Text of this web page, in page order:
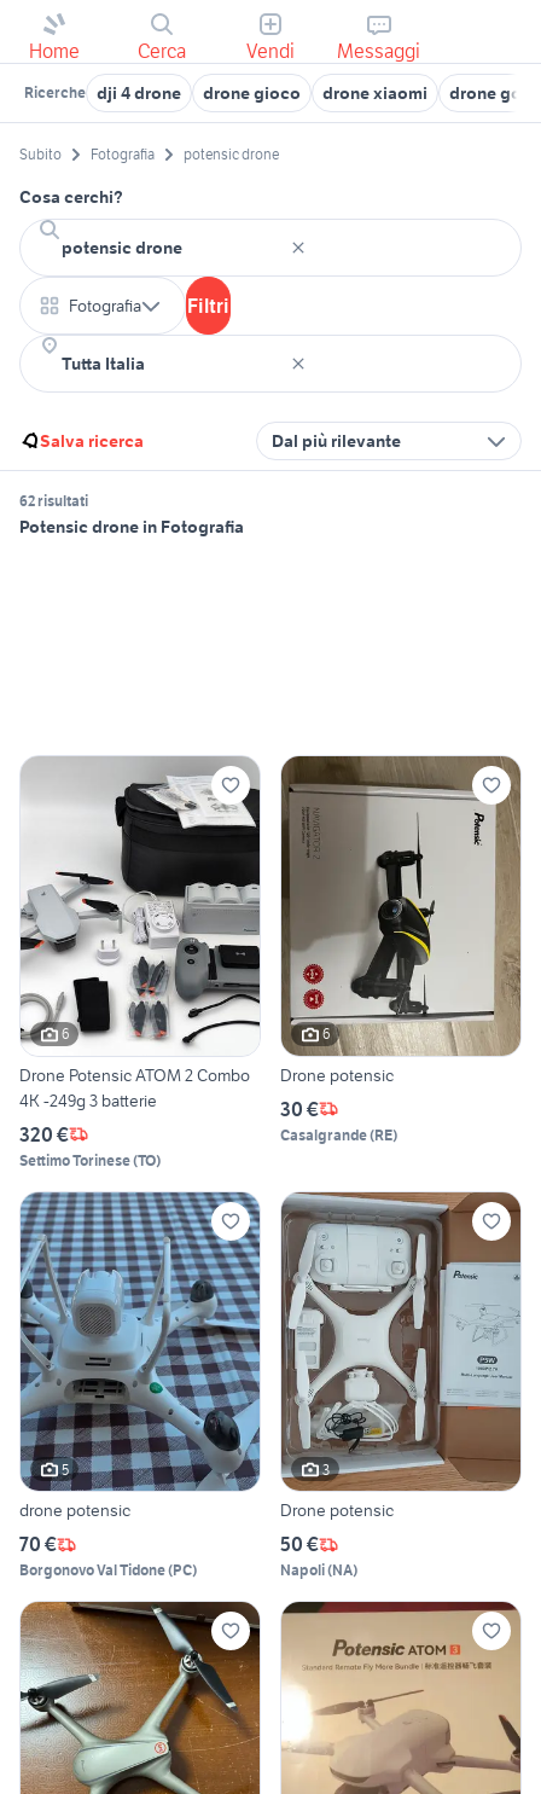
Home Cerca Vendi Messaggi
Ricerche dji 4 drone drone gioco drone xiaomi drone go
Subito Fotografia potensic drone
Cosa cerchi?
Fotografia Filtri
Salva ricerca Dal più rilevante
62 risultati
Potensic drone in Fotografia
6
Drone Potensic ATOM 2 Combo
4K -249g 3 batterie
320 €
Settimo Torinese(TO)
6
Drone potensic
30 €
Casalgrande(RE)
5
drone potensic
70 €
Borgonovo Val Tidone(PC)
3
Drone potensic
50 €
Napoli(NA)